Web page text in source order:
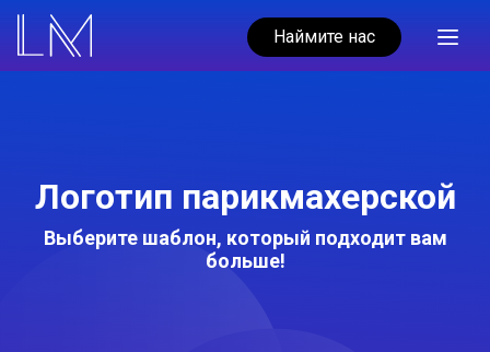
Наймите нас
Логотип парикмахерской
Выберите шаблон, который подходит вам
больше!